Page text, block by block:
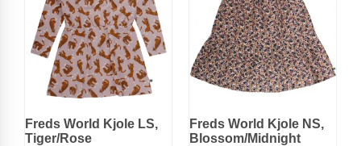
Freds World Kjole LS,
Tiger/Rose
Freds World Kjole NS,
Blossom/Midnight